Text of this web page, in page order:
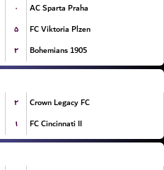
۰
AC Sparta Praha
۵
FC Viktoria Plzen
۲ Bohemians 1905
۲
Crown Legacy FC
۱ FC Cincinnati II